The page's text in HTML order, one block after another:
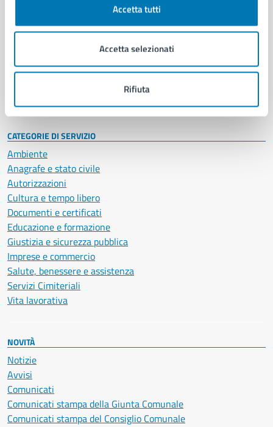
Accetta tutti
Accetta selezionati
Rifiuta
Enti e fondazioni
Personale amministrativo
Intranet, posta aziendale e protocollo
CATEGORIE DI SERVIZIO
Ambiente
Anagrafe e stato civile
Autorizzazioni
Cultura e tempo libero
Documenti e certificati
Educazione e formazione
Giustizia e sicurezza pubblica
Imprese e commercio
Salute, benessere e assistenza
Servizi Cimiteriali
Vita lavorativa
NOVITÀ
Notizie
Avvisi
Comunicati
Comunicati stampa della Giunta Comunale
Comunicati stampa del Consiglio Comunale